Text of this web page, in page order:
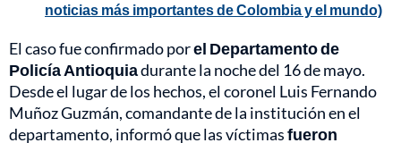
noticias más importantes de Colombia y el mundo)
El caso fue confirmado porel Departamento de
Policía Antioquiadurante la noche del 16 de mayo.
Desde el lugar de los hechos, el coronel Luis Fernando
Muñoz Guzmán, comandante de la institución en el
departamento, informó que las víctimasfueron